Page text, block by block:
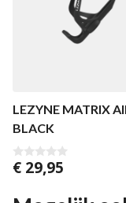
LEZYNE MATRIX
BLACK
0
v
n
€ 29,95